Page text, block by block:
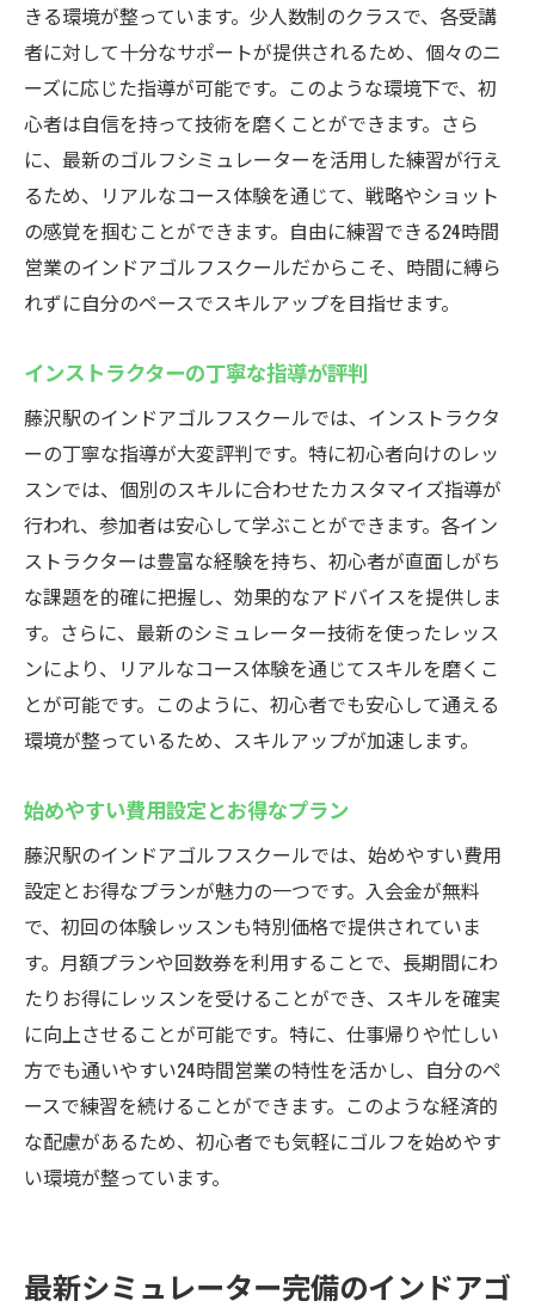
きる環境が整っています。少人数制のクラスで、各受講
者に対して十分なサポートが提供されるため、個々のニ
ーズに応じた指導が可能です。このような環境下で、初
心者は自信を持って技術を磨くことができます。さら
に、最新のゴルフシミュレーターを活用した練習が行え
るため、リアルなコース体験を通じて、戦略やショット
の感覚を掴むことができます。自由に練習できる24時間
営業のインドアゴルフスクールだからこそ、時間に縛ら
れずに自分のペースでスキルアップを目指せます。
インストラクターの丁寧な指導が評判
藤沢駅のインドアゴルフスクールでは、インストラクタ
ーの丁寧な指導が大変評判です。特に初心者向けのレッ
スンでは、個別のスキルに合わせたカスタマイズ指導が
行われ、参加者は安心して学ぶことができます。各イン
ストラクターは豊富な経験を持ち、初心者が直面しがち
な課題を的確に把握し、効果的なアドバイスを提供しま
す。さらに、最新のシミュレーター技術を使ったレッス
ンにより、リアルなコース体験を通じてスキルを磨くこ
とが可能です。このように、初心者でも安心して通える
環境が整っているため、スキルアップが加速します。
始めやすい費用設定とお得なプラン
藤沢駅のインドアゴルフスクールでは、始めやすい費用
設定とお得なプランが魅力の一つです。入会金が無料
で、初回の体験レッスンも特別価格で提供されていま
す。月額プランや回数券を利用することで、長期間にわ
たりお得にレッスンを受けることができ、スキルを確実
に向上させることが可能です。特に、仕事帰りや忙しい
方でも通いやすい24時間営業の特性を活かし、自分のペ
ースで練習を続けることができます。このような経済的
な配慮があるため、初心者でも気軽にゴルフを始めやす
い環境が整っています。
最新シミュレーター完備のインドアゴ